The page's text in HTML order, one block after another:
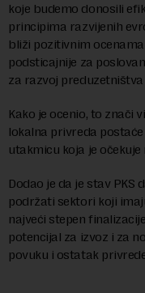
koje budemo donosili
principima razvijenih
bliži pozitivnim
podsticajnije za
za razvoj preduzetništva
Kako je ocenio, to znači
lokalna privreda
utakmicu koja je
Dodao je da je stav
podržati sektori koji
najveći stepen
potencijal za izvoz i za
povuku i ostatak